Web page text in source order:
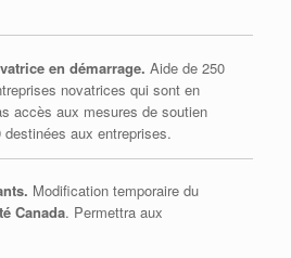
en démarrage. Aide de 250
novatrices qui sont en
accès aux mesures de soutien
aux entreprises.
Modification temporaire du
Canada. Permettra aux